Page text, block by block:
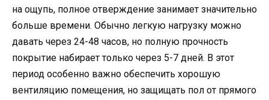
на ощупь, полное отверждение занимает значительно
больше времени. Обычно легкую нагрузку можно
давать через 24-48 часов, но полную прочность
покрытие набирает только через 5-7 дней. В этот
период особенно важно обеспечить хорошую
вентиляцию помещения, но защищать пол от прямого